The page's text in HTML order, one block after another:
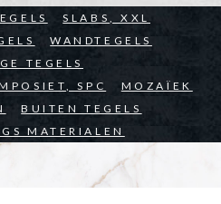
PARTICULIEREN
SLABS, XXL
WANDTEGELS
TEGELS
SPC
MOZAÏEK
BUITEN TEGELS
MATERIALEN